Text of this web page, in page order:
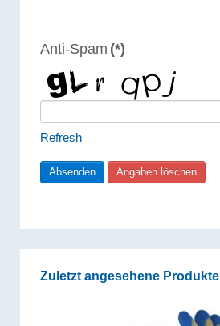
Anti-Spam (*)
Refresh
Zuletzt angesehene Produkte